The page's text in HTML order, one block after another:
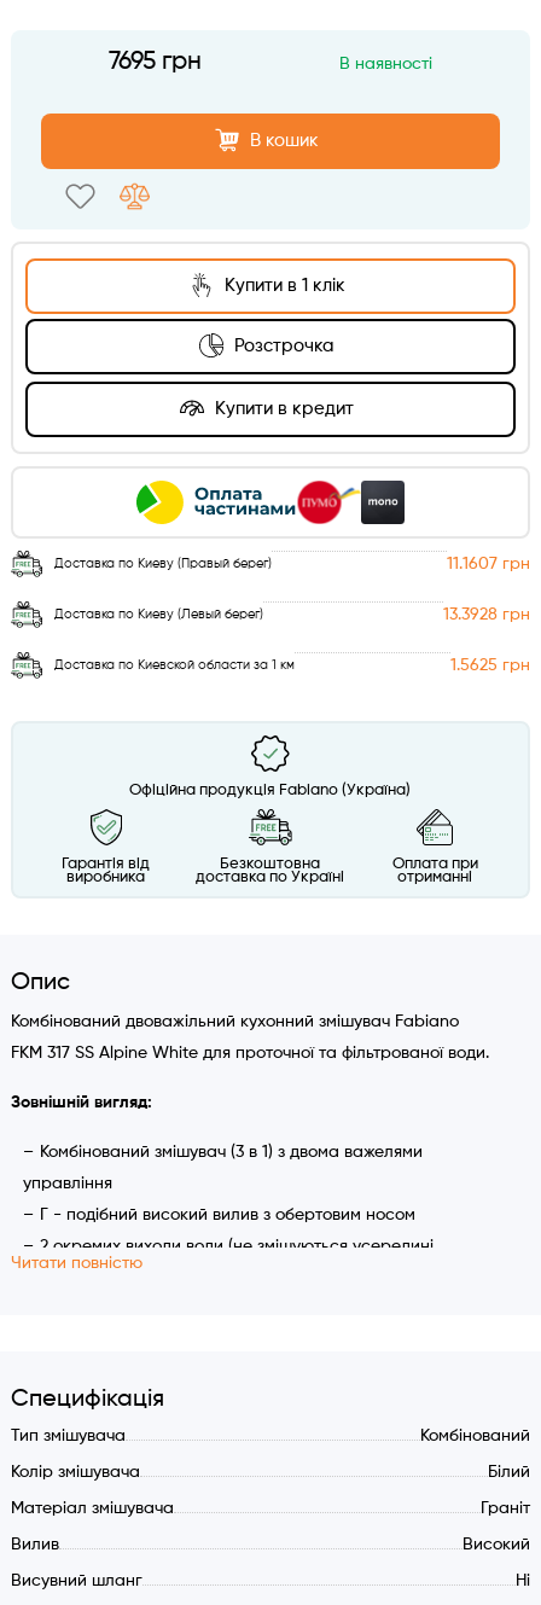
7695 грн В наявності
В кошик
Купити в 1 клік
Розстрочка
Купити в кредит
Доставка по Киеву (Правый берег) 11.1607 грн
Доставка по Киеву (Левый берег) 13.3928 грн
Доставка по Киевской области за 1 км 1.5625 грн
Офіційна продукція Fabiano (Україна)
Гарантія від
виробника
Безкоштовна
доставка по Україні
Оплата при
отриманні
Опис
Комбінований двоважільний кухонний змішувач Fabiano
FKM 317 SS Alpine White для проточної та фільтрованої води.
Зовнішній вигляд:
Комбінований змішувач (3 в 1) з двома важелями
управління
Г - подібний високий вилив з обертовим носом
2 окремих виходи води (не змішуються усередині
Підключення очищеної води з фільтра
Окремий вентиль для очищеної води
Кут повороту виливу 360 градусів
Характеристики:
Комбінований змішувач (3 в 1) з двома важелями
управління
Читати повністю
Специфікація
Тип змішувача Комбінований
Колір змішувача Білий
Матеріал змішувача Граніт
Вилив Високий
Висувний шланг Ні